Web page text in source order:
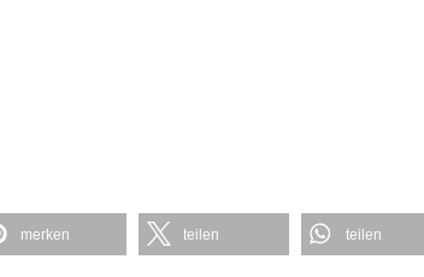
merken teilen teilen